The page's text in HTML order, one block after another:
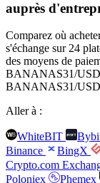
auprès
Comparez où
s'échange sur 24
des moyens de
BANANAS31/
BANANAS31/
Aller à :
WhiteBIT
Binance
BingX
Crypto.com
Poloniex
Phemex